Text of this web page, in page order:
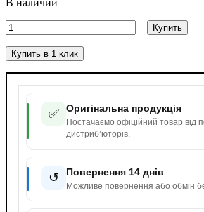
✅ Оригінальна продукція
Постачаємо офіційний товар від
дистриб’юторів.
↺ Повернення 14 днів
Можливе повернення або обмін
Купить
Купить в 1 клик